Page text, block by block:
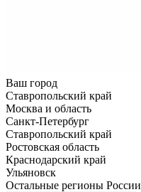
Ваш город
Ставропольский край
Москва и область
Санкт-Петербург
Ставропольский край
Ростовская область
Краснодарский край
Ульяновск
Остальные регионы России